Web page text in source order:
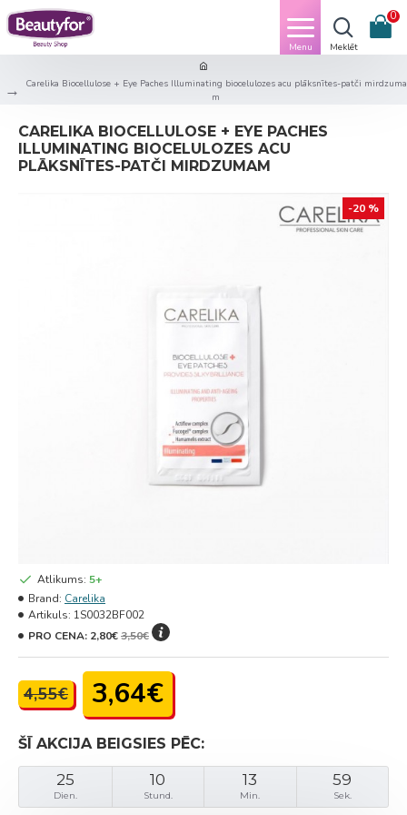
0
Carelika Biocellulose + Eye Paches Illuminating biocelulozes acu plāksnītes-patči mirdzuma
m
CARELIKA BIOCELLULOSE + EYE PACHES
ILLUMINATING BIOCELULOZES ACU
PLĀKSNĪTES-PATČI MIRDZUMAM
-20 %
ŠĪ AKCIJA BEIGSIES PĒC:
25
Dien.
10
Stund.
13
Min.
59
Sek.
4,55€ 3,64€
Atlikums: 5+
Brand: Carelika
Artikuls: 1S0032BF002
PRO CENA: 2,80€3,50€